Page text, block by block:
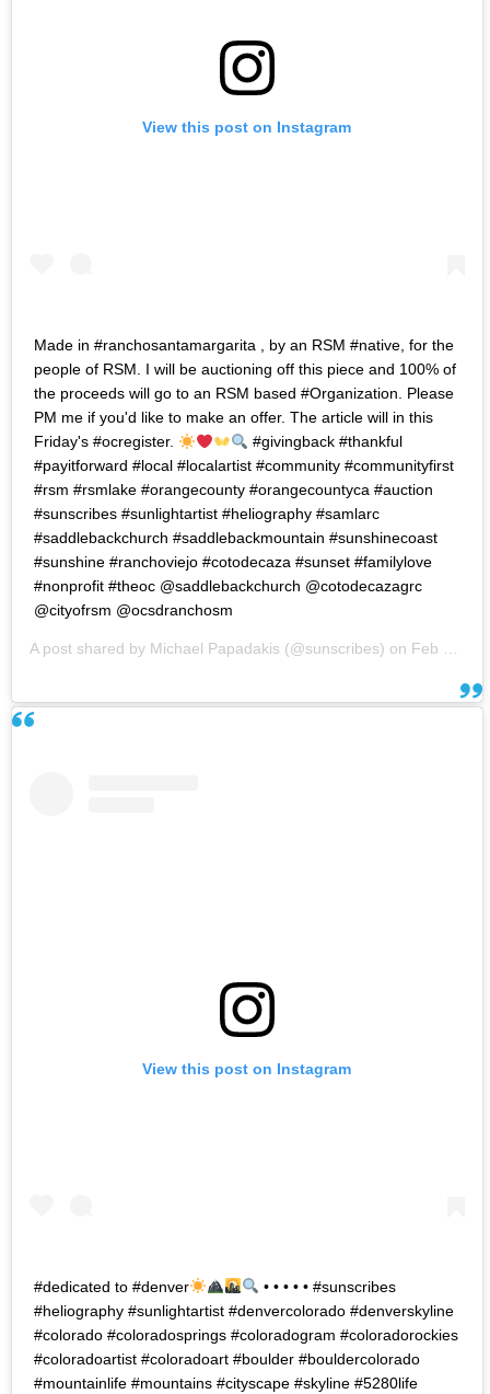
View this post on Instagram
Made in #ranchosantamargarita , by an RSM #native, for the
people of RSM. I will be auctioning off this piece and 100% of
the proceeds will go to an RSM based #Organization. Please
PM me if you'd like to make an offer. The article will in this
Friday's #ocregister.
#givingback #thankful
#payitforward #local #localartist #community #communityfirst
#rsm #rsmlake #orangecounty #orangecountyca #auction
#sunscribes #sunlightartist #heliography #samlarc
#saddlebackchurch #saddlebackmountain #sunshinecoast
#sunshine #ranchoviejo #cotodecaza #sunset #familylove
#nonprofit #theoc @saddlebackchurch @cotodecazagrc
@cityofrsm @ocsdranchosm
A post shared by Michael Papadakis (@sunscribes) on Feb 7, 2018 at 12:54pm PST
View this post on Instagram
#dedicated to #denver
• • • • • #sunscribes
#heliography #sunlightartist #denvercolorado #denverskyline
#colorado #coloradosprings #coloradogram #coloradorockies
#coloradoartist #coloradoart #boulder #bouldercolorado
#mountainlife #mountains #cityscape #skyline #5280life